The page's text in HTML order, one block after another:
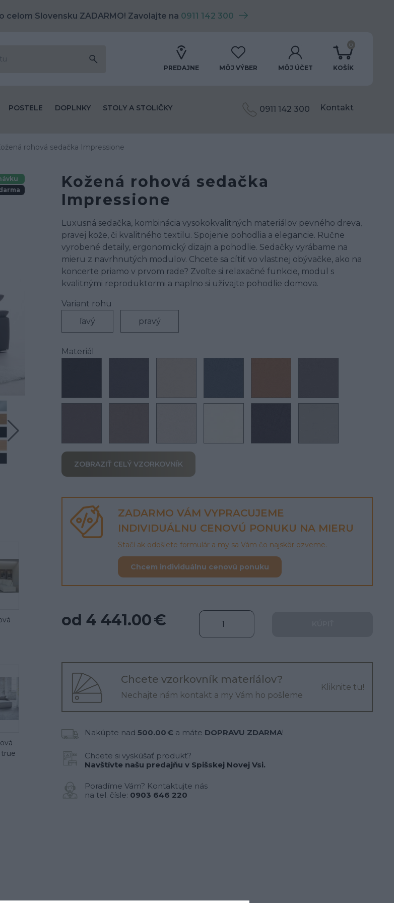
celom Slovensku ZADARMO! Zavolajte na 0911 142 300
PREDAJNE MÔJ VÝBER MÔJ ÚČET KOŠÍK
0
POSTELE DOPLNKY STOLY A STOLIČKY 0911 142 300 Kontakt
rohová sedačka Impressione
Kožená rohová sedačka
Impressione
Luxusná sedačka, kombinácia vysokokvalitných materiálov pevného dreva,
pravej kože, či kvalitného textilu. Spojenie pohodlia a elegancie. Ručne
vyrobené detaily, ergonomický dizajn a pohodlie. Sedačky vyrábame na
mieru z navrhnutých modulov. Chcete sa cítiť vo vlastnej obývačke, ako na
koncerte priamo v prvom rade? Zvoľte si relaxačné funkcie, modul s
kvalitnými reproduktormi a naplno si užívajte pohodlie domova.
Variant rohu
ľavý
pravý
Materiál
ZOBRAZIŤ CELÝ VZORKOVNÍK
ZADARMO VÁM VYPRACUJEME
INDIVIDUÁLNU CENOVÚ PONUKU NA MIERU
Stačí ak odošlete formulár a my sa Vám čo najskôr ozveme.
Chcem individuálnu cenovú ponuku
od 4 441.00 €
Chcete vzorkovník materiálov?
Nechajte nám kontakt a my Vám ho pošleme
Kliknite tu!
Nakúpte nad 500.00 € a máte DOPRAVU ZDARMA!
Chcete si vyskúšať produkt?
Navštívte našu predajňu v Spišskej Novej Vsi.
Poradíme Vám? Kontaktujte nás
na tel. čísle: 0903 646 220
true